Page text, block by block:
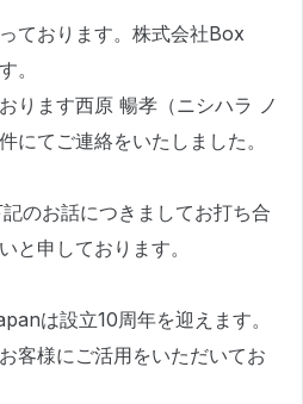
ております。株式会社Box
。
ります西原 暢孝（ニシハラ ノ
にてご連絡をいたしました。
のお話につきましてお打ち合
と申しております。
は設立10周年を迎えます。
客様にご活用をいただいてお